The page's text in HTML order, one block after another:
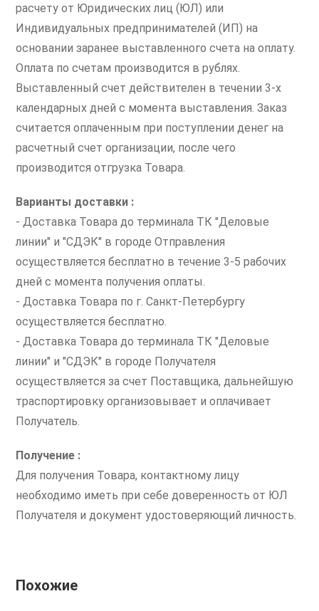
расчету от Юридических лиц (ЮЛ) или
Индивидуальных предпринимателей (ИП) на
основании заранее выставленного счета на оплату.
Оплата по счетам производится в рублях.
Выставленный счет действителен в течении 3-х
календарных дней с момента выставления. Заказ
считается оплаченным при поступлении денег на
расчетный счет организации, после чего
производится отгрузка Товара.
Варианты доставки :
- Доставка Товара до терминала ТК "Деловые
линии" и "СДЭК" в городе Отправления
осуществляется бесплатно в течение 3-5 рабочих
дней с момента получения оплаты.
- Доставка Товара по г. Санкт-Петербургу
осуществляется бесплатно.
- Доставка Товара до терминала ТК "Деловые
линии" и "СДЭК" в городе Получателя
осуществляется за счет Поставщика, дальнейшую
траспортировку организовывает и оплачивает
Получатель.
Получение :
Для получения Товара, контактному лицу
необходимо иметь при себе доверенность от ЮЛ
Получателя и документ удостоверяющий личность.
Похожие